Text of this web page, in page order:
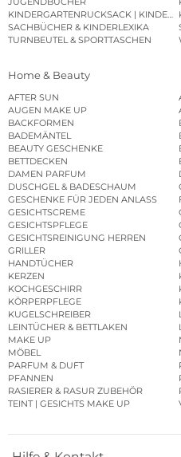
KINDERGARTENRUCKSACK |
SACHBÜCHER & KINDERLEXIKA
TURNBEUTEL & SPORTTASCHEN
Home & Beauty
AFTER SUN
AUGEN MAKE UP
BACKFORMEN
BADEMÄNTEL
BEAUTY GESCHENKE
BETTDECKEN
DAMEN PARFUM
DUSCHGEL & BADESCHAUM
GESCHENKE FÜR JEDEN ANLASS
GESICHTSCREME
GESICHTSPFLEGE
GESICHTSREINIGUNG HERREN
GRILLER
HANDTÜCHER
KERZEN
KOCHGESCHIRR
KÖRPERPFLEGE
KUGELSCHREIBER
LEINTÜCHER & BETTLAKEN
MAKE UP
MÖBEL
PARFUM & DUFT
PFANNEN
RASIERER & RASUR ZUBEHÖR
TEINT | GESICHTS MAKE UP